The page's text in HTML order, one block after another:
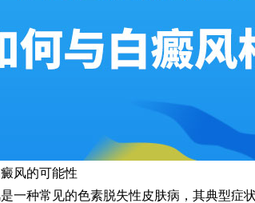
的可能性
种常见的色素脱失性皮肤病，其典型症状